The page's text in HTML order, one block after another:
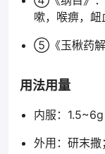
嗽，喉痹，衄
⑤《玉楸药解
用法用量
内服：1.5~6g
外用：研末撒